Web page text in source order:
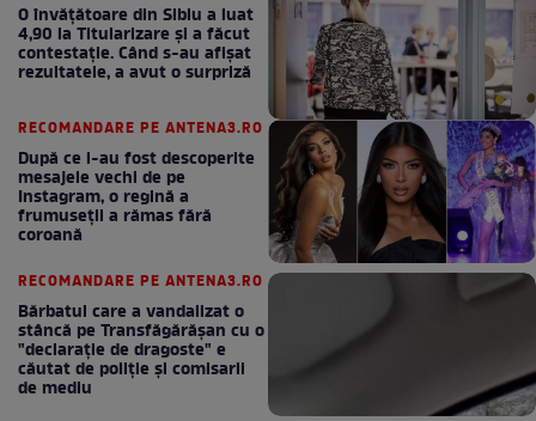
O învățătoare din Sibiu a luat
4,90 la Titularizare și a făcut
contestație. Când s-au afișat
rezultatele, a avut o surpriză
RECOMANDARE PE ANTENA3.RO
După ce i-au fost descoperite
mesajele vechi de pe
Instagram, o regină a
frumuseții a rămas fără
coroană
RECOMANDARE PE ANTENA3.RO
Bărbatul care a vandalizat o
stâncă pe Transfăgărășan cu o
"declaraţie de dragoste" e
căutat de poliție și comisarii
de mediu